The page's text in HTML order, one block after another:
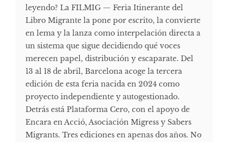
leyendo? La FILMIG — Feria Itinerante del
Libro Migrante la pone por escrito, la convierte
en lema y la lanza como interpelación directa a
un sistema que sigue decidiendo qué voces
merecen papel, distribución y escaparate. Del
13 al 18 de abril, Barcelona acoge la tercera
edición de esta feria nacida en 2024 como
proyecto independiente y autogestionado.
Detrás está Plataforma Cero, con el apoyo de
Encara en Acció, Asociación Migress y Sabers
Migrants. Tres ediciones en apenas dos años. No